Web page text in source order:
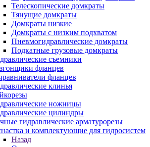
Телескопические домкраты
Тянущие домкраты
Домкраты низкие
Домкраты с низким подхватом
Пневмогидравлические домкраты
Подкатные грузовые домкраты
съемники
фланцев
фланцев
клинья
ножницы
цилиндры
гидравлические арматурорезы
и комплектующие для гидросистем
Назад